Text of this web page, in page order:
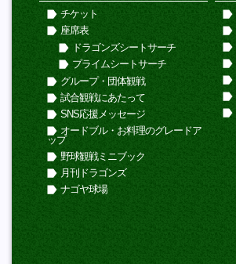
チケット
座席表
ドラゴンズシートサーチ
プライムシートサーチ
グループ・団体観戦
試合観戦にあたって
SNS応援メッセージ
オードブル・お料理のグレードア
ップ
野球観戦ミニブック
月刊ドラゴンズ
ナゴヤ球場